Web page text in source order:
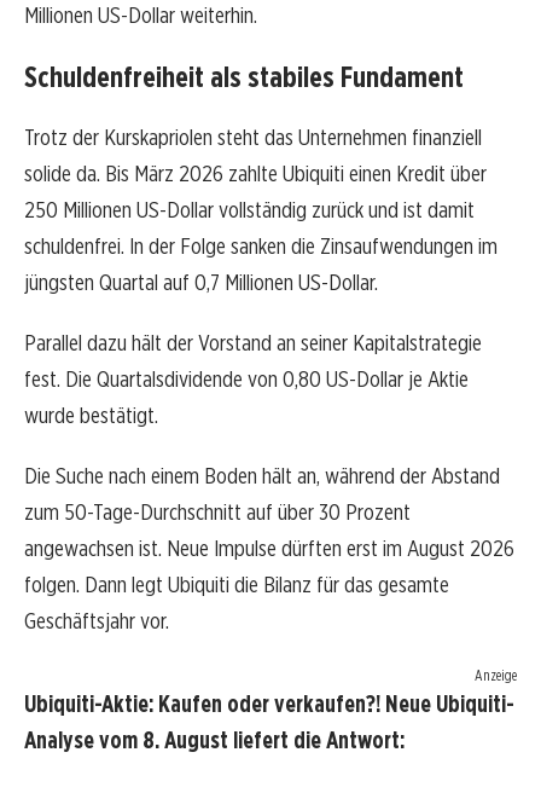
Millionen US-Dollar weiterhin.
Schuldenfreiheit als stabiles Fundament
Trotz der Kurskapriolen steht das Unternehmen finanziell
solide da. Bis März 2026 zahlte Ubiquiti einen Kredit über
250 Millionen US-Dollar vollständig zurück und ist damit
schuldenfrei. In der Folge sanken die Zinsaufwendungen im
jüngsten Quartal auf 0,7 Millionen US-Dollar.
Parallel dazu hält der Vorstand an seiner Kapitalstrategie
fest. Die Quartalsdividende von 0,80 US-Dollar je Aktie
wurde bestätigt.
Die Suche nach einem Boden hält an, während der Abstand
zum 50-Tage-Durchschnitt auf über 30 Prozent
angewachsen ist. Neue Impulse dürften erst im August 2026
folgen. Dann legt Ubiquiti die Bilanz für das gesamte
Geschäftsjahr vor.
Anzeige
Ubiquiti-Aktie: Kaufen oder verkaufen?! Neue Ubiquiti-
Analyse vom 8. August liefert die Antwort: